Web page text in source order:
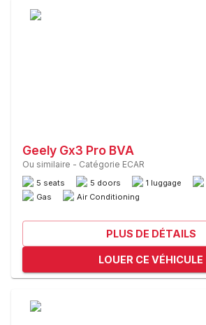
Geely Gx3 Pro BVA
Ou similaire - Catégorie ECAR
5 seats 5 doors 1 luggage
Gas
Air Conditioning
PLUS DE DÉTAILS
LOUER CE VÉHICULE